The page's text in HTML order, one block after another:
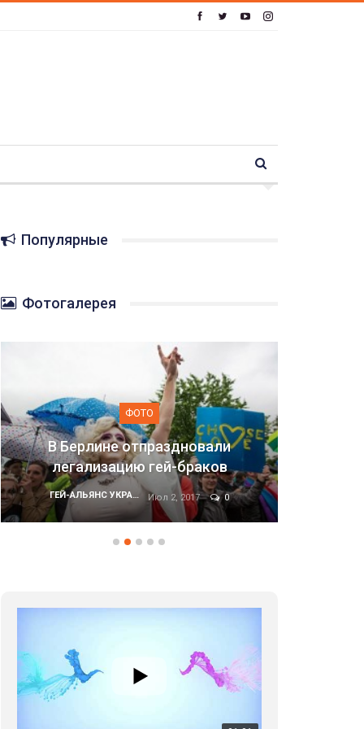
Популярные
Фотогалерея
ФОТО
Марш равенства в Киеве, 2017
ГЕЙ-АЛЬЯНС УКРАИНА Июн 20, 2017
В цьому році, пандемія та COVІD-19 не дали нам
містах та не можемо зустрінеться, ми разом. Ми
закликаємо всіх хто поділяє цінності рівності та
солідарності, приєднатися до нас. Регіональні
підрозділи ГАУ є в 16 областях України.